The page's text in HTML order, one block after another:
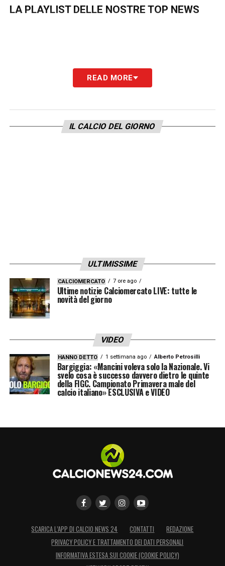
LA PLAYLIST DELLE NOSTRE TOP NEWS
READ MORE
IL CALCIO DEL GIORNO
ULTIMISSIME
CALCIOMERCATO 7 ore ago
Ultime notizie Calciomercato LIVE: tutte le
novità del giorno
VIDEO
HANNO DETTO 1 settimana ago Alberto Petrosilli
Bargiggia: «Mancini voleva solo la Nazionale. Vi
svelo cosa è successo davvero dietro le quinte
della FIGC. Campionato Primavera male del
calcio italiano» ESCLUSIVA e VIDEO
SCARICA L’APP DI CALCIO NEWS 24 CONTATTI
REDAZIONE
PRIVACY POLICY E TRATTAMENTO DEI DATI PERSONALI
INFORMATIVA ESTESA SUI COOKIE (COOKIE POLICY)